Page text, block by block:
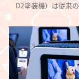
D2塗装機）は従来